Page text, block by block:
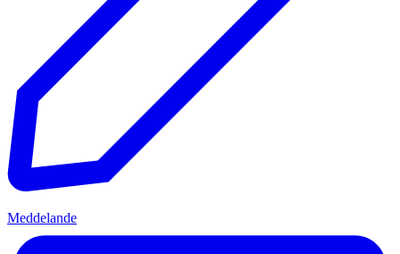
Meddelande